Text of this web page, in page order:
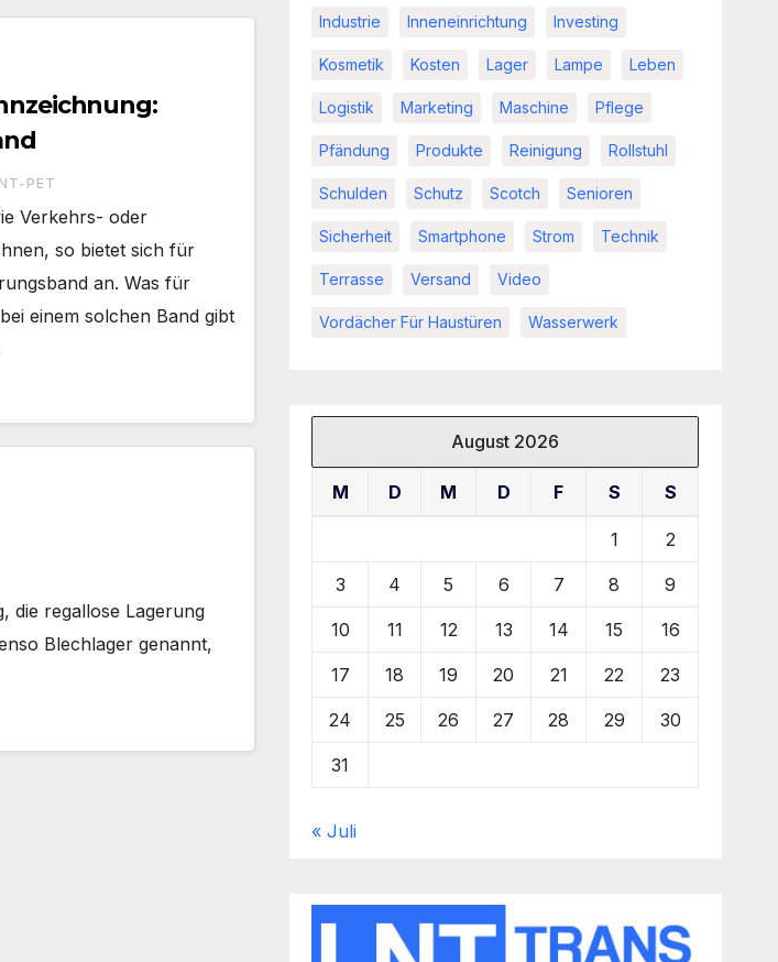
PET
Verkehrs- oder
so bietet sich für
an. Was für
einem solchen Band gibt
die regallose Lagerung
Blechlager genannt,
Industrie Inneneinrichtung Investing
Kosmetik Kosten Lager Lampe Leben
Logistik Marketing Maschine Pflege
Pfändung Produkte Reinigung Rollstuhl
Schulden Schutz Scotch Senioren
Sicherheit Smartphone Strom Technik
Terrasse Versand Video
Vordächer Für Haustüren Wasserwerk
August 2026
M D M D F S S
1 2
3 4 5 6 7 8 9
10 11 12 13 14 15 16
17 18 19 20 21 22 23
24 25 26 27 28 29 30
31
« Juli